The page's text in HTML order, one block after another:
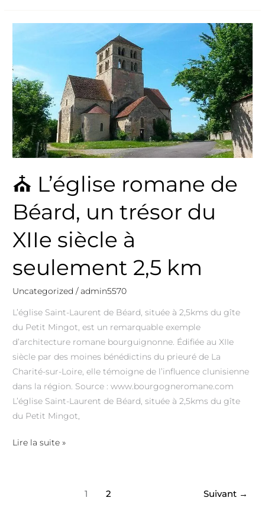
⛪ L’église romane de
Béard, un trésor du
XIIe siècle à
seulement 2,5 km
Uncategorized / admin5570
L’église Saint-Laurent de Béard, située à 2,5kms du gîte
du Petit Mingot, est un remarquable exemple
d’architecture romane bourguignonne. Édifiée au XIIe
siècle par des moines bénédictins du prieuré de La
Charité-sur-Loire, elle témoigne de l’influence clunisienne
dans la région. Source : www.bourgogneromane.com
L’église Saint-Laurent de Béard, située à 2,5kms du gîte
du Petit Mingot,
de
Béard,
un
trésor
du
XIIe
seulement
2,5
km
Lire la suite »
1 2 Suivant →